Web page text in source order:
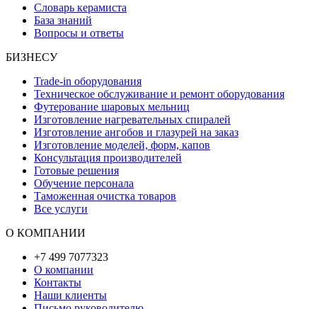
Словарь керамиста
База знаний
Вопросы и ответы
БИЗНЕСУ
Trade-in оборудования
Техническое обслуживание и ремонт оборудования
Футерование шаровых мельниц
Изготовление нагревательных спиралей
Изготовление ангобов и глазурей на заказ
Изготовление моделей, форм, капов
Консультация производителей
Готовые решения
Обучение персонала
Таможенная очистка товаров
Все услуги
О КОМПАНИИ
+7 499 7077323
О компании
Контакты
Наши клиенты